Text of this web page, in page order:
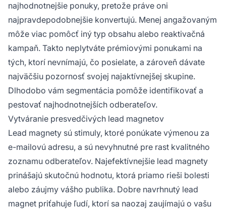
najhodnotnejšie ponuky, pretože práve oni
najpravdepodobnejšie konvertujú. Menej angažovaným
môže viac pomôcť iný typ obsahu alebo reaktivačná
kampaň. Takto neplytváte prémiovými ponukami na
tých, ktorí nevnímajú, čo posielate, a zároveň dávate
najväčšiu pozornosť svojej najaktívnejšej skupine.
Dlhodobo vám segmentácia pomôže identifikovať a
pestovať najhodnotnejších odberateľov.
Vytváranie presvedčivých lead magnetov
Lead magnety sú stimuly, ktoré ponúkate výmenou za
e-mailovú adresu, a sú nevyhnutné pre rast kvalitného
zoznamu odberateľov. Najefektívnejšie lead magnety
prinášajú skutočnú hodnotu, ktorá priamo rieši bolesti
alebo záujmy vášho publika. Dobre navrhnutý lead
magnet priťahuje ľudí, ktorí sa naozaj zaujímajú o vašu